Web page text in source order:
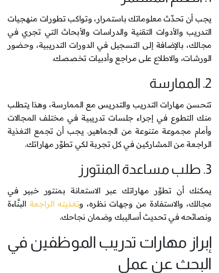
يجب أن تحدِّث معلوماتك باستمرار، وتواكب تطورات منهجيات
التدريب والأدوات التقنية والدراسات والأبحاث التي تجري في
مجالك، بالإضافة إلى التسجيل في الدورات التدريبية، وحضور
الورشات، والاطلاع على مراجع وأدبيات تخصصك.
2. الممارسة
تتحسن مهارات التدريب والتدريس مع الممارسة، وهذا يتطلب
منك التطوع في إجراء جلسات تدريبية في مختلف المجالات
وأمام مجموعة متنوعة من الجماهير. يجب أن تجمع التغذية
الراجعة من المشاركين في كل تجربة لكي تطوِّر مهاراتك.
3. طلب مساعدة المنتورز
يمكنك أن تطوِّر مهاراتك عبر الاستعانة بمنتور خبير في
مجالك، والاستفادة من وجهات نظره، وتغذيته الراجعة البنَّاءة
ونصائحه في تحديث أساليبك وضمان نجاحك.
إبراز مهارات تدريب الموظفين في
البحث عن عمل